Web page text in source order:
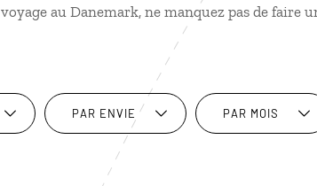
voyage au Danemark, ne manquez pas de faire
PAR ENVIE PAR MOIS